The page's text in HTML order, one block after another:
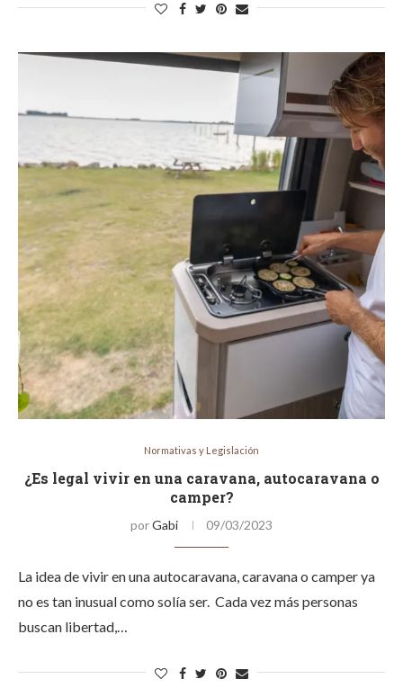
Normativas y Legislación
¿Es legal vivir en una caravana, autocaravana o
camper?
porGabi 09/03/2023
La idea de vivir en una autocaravana, caravana o camper ya
no es tan inusual como solía ser. Cada vez más personas
buscan libertad,…